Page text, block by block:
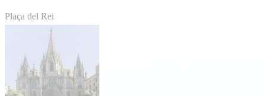
Plaça del Rei